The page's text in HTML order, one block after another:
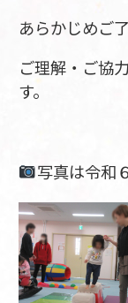
あらかじめご
ご理解・ご協
す。
写真は令和